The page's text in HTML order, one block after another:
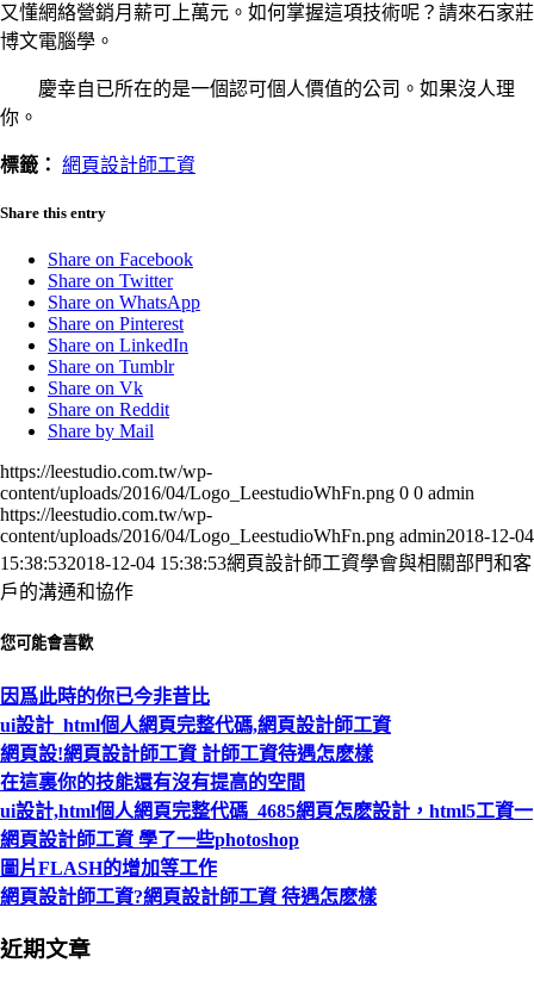
又懂網絡營銷月薪可上萬元。如何掌握這項技術呢？請來石家莊
博文電腦學。
慶幸自已所在的是一個認可個人價值的公司。如果沒人理
你。
標籤： 網頁設計師工資
Share this entry
Share on Facebook
Share on Twitter
Share on WhatsApp
Share on Pinterest
Share on LinkedIn
Share on Tumblr
Share on Vk
Share on Reddit
Share by Mail
https://leestudio.com.tw/wp-
content/uploads/2016/04/Logo_LeestudioWhFn.png 0 0 admin
https://leestudio.com.tw/wp-
content/uploads/2016/04/Logo_LeestudioWhFn.png admin2018-12-04
15:38:532018-12-04 15:38:53網頁設計師工資學會與相關部門和客
戶的溝通和協作
您可能會喜歡
因爲此時的你已今非昔比
ui設計_html個人網頁完整代碼,網頁設計師工資
網頁設!網頁設計師工資 計師工資待遇怎麽樣
在這裏你的技能還有沒有提高的空間
ui設計,html個人網頁完整代碼_4685網頁怎麽設計，html5工資一
網頁設計師工資 學了一些photoshop
圖片FLASH的增加等工作
網頁設計師工資?網頁設計師工資 待遇怎麽樣
近期文章